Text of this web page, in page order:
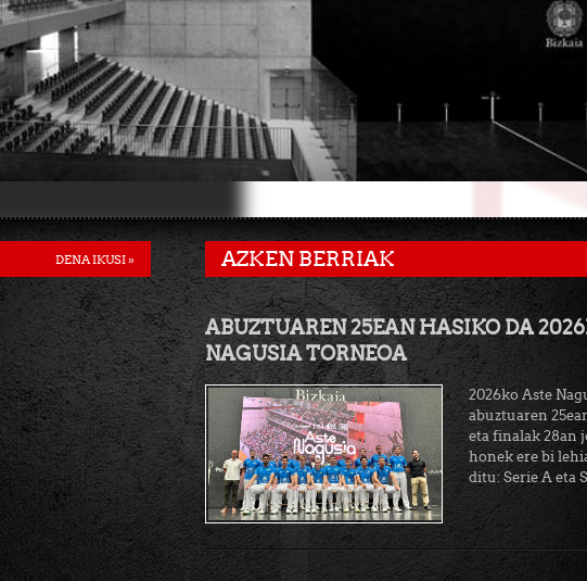
DENA IKUSI » AZKEN BERRIAK
ABUZTUAREN 25EAN HASIKO DA
NAGUSIA TORNEOA
2026ko Aste
abuztuaren
eta finalak 28an
honek ere bi
ditu: Serie A eta